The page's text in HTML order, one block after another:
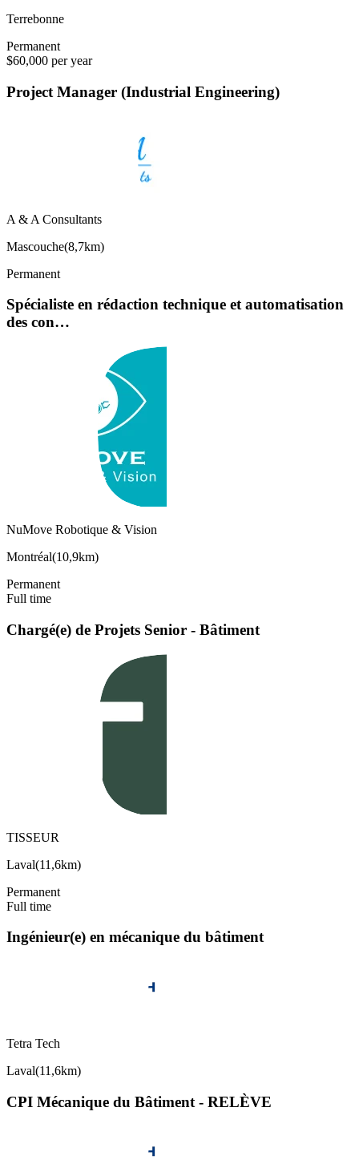
Terrebonne
Permanent
$60,000 per year
Project Manager (Industrial Engineering)
A & A Consultants
Mascouche(8,7km)
Permanent
Spécialiste en rédaction technique et automatisation
des con…
NuMove Robotique & Vision
Montréal(10,9km)
Permanent
Full time
Chargé(e) de Projets Senior - Bâtiment
TISSEUR
Laval(11,6km)
Permanent
Full time
Ingénieur(e) en mécanique du bâtiment
Tetra Tech
Laval(11,6km)
CPI Mécanique du Bâtiment - RELÈVE